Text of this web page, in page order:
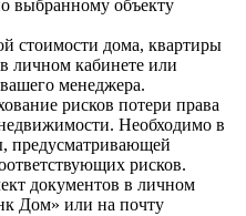
выбранному объекту
стоимости дома, квартиры
личном кабинете или
менеджера.
рисков потери права
Необходимо в
предусматривающей
рисков.
документов в личном
Дом» или на почту